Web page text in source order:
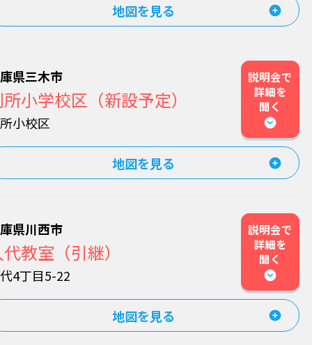
地図を見る
県三木市
小学校区（新設予定）
小校区
説明会で
詳細を
聞く
地図を見る
県川西市
教室（引継）
4丁目5-22
説明会で
詳細を
聞く
地図を見る